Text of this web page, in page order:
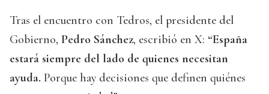
Tras el encuentro con Tedros, el presidente del
Gobierno, Pedro Sánchez, escribió en X: “España
estará siempre del lado de quienes necesitan
ayuda. Porque hay decisiones que definen quiénes